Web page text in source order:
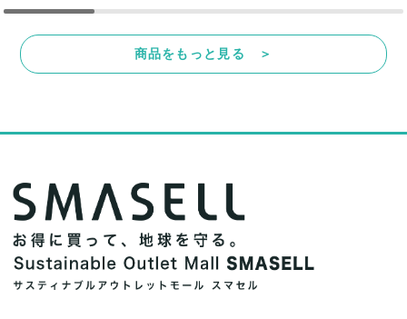
商品をもっと見る ＞